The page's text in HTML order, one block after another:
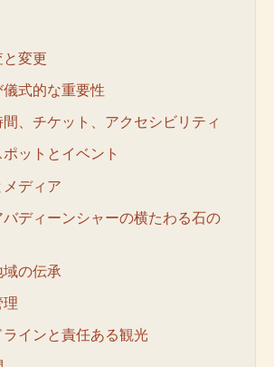
変更
式的な重要性
、チケット、アクセシビリティ
ットとイベント
ディア
ディーンシャーの横たわる石の
の伝承
インと責任ある観光